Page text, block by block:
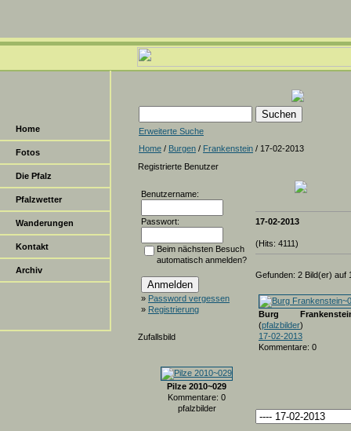
Home
Fotos
Die Pfalz
Pfalzwetter
Wanderungen
Kontakt
Archiv
Erweiterte Suche
Home / Burgen / Frankenstein / 17-02-2013
Registrierte Benutzer
Benutzername:
Passwort:
Beim nächsten Besuch
automatisch anmelden?
» Password vergessen
» Registrierung
Zufallsbild
Pilze 2010~029
Kommentare: 0
pfalzbilder
17-02-2013
(Hits: 4111)
Gefunden: 2 Bild(er) auf
Burg
(pfalzbilder)
17-02-2013
Kommentare: 0